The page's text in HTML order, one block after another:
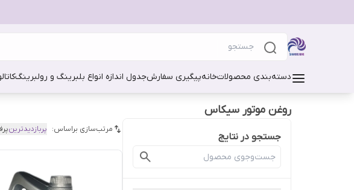
دسته‌بندی محصولاتخانهپیگیری سفارشجدول اندازه انواع بلبرینگ و رولبرینگ
روغن موتور سیکاس
جستجو در نتایج
مرتب‌سازی براساس: پربازدیدترین